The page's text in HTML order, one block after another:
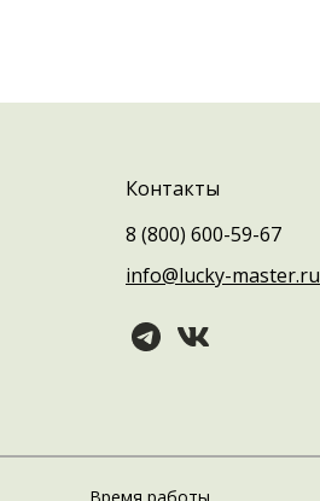
Контакты
8 (800) 600-59-67
info@lucky-master.ru